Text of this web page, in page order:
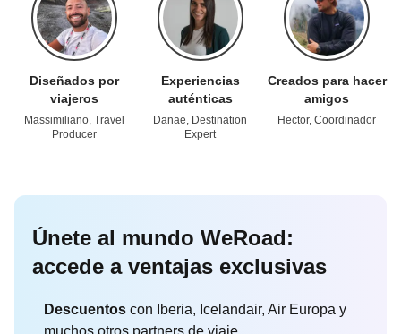
Diseñados por
viajeros
Massimiliano, Travel
Producer
Experiencias
auténticas
Danae, Destination
Expert
Creados para hacer
amigos
Hector, Coordinador
Únete al mundo WeRoad:
accede a ventajas exclusivas
Descuentoscon Iberia, Icelandair, Air Europa y
muchos otros partners de viaje